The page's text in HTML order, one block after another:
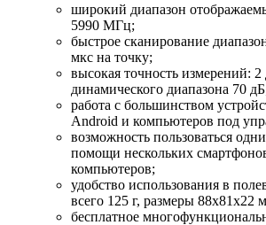
широкий диапазон
5990 МГц;
быстрое сканирование
мкс на точку;
высокая точность измерений: 2
динамического диапазона 70
работа с большинством
Android и компьютеров под
возможность пользоваться
помощи нескольких
компьютеров;
удобство использования в
всего 125 г, размеры 88х81х22
бесплатное